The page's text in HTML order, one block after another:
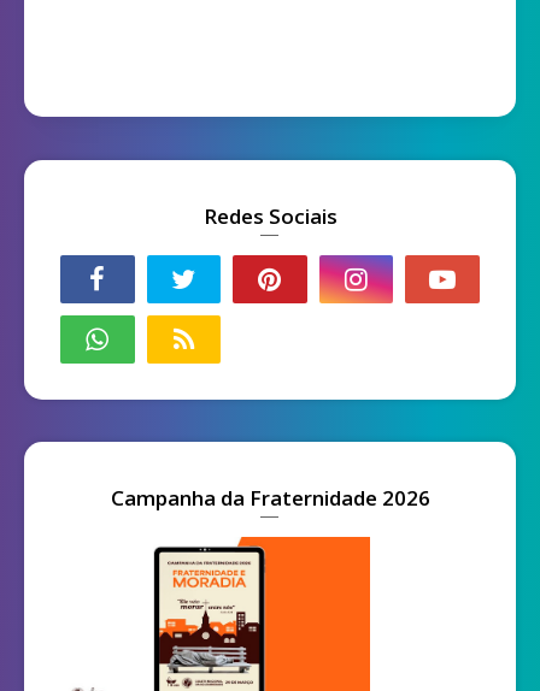
Redes Sociais
Campanha da Fraternidade 2026